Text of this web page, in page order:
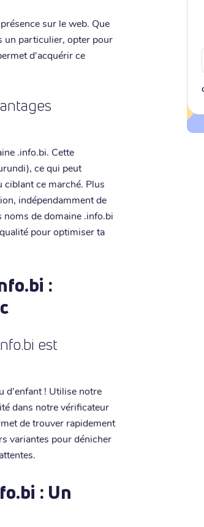
sur le web. Que
un particulier, opter pour
d'acquérir ce
.info.bi. Cette
ce qui peut
ce marché. Plus
indépendamment de
de domaine .info.bi
pour optimiser ta
:
est
d'enfant ! Utilise notre
dans notre vérificateur
de trouver rapidement
variantes pour dénicher
: Un